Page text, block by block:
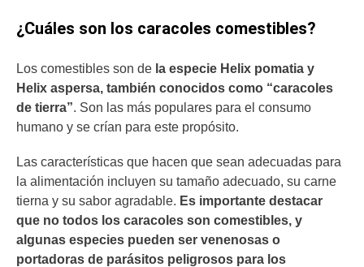
¿Cuáles son los caracoles comestibles?
Los comestibles son de la especie Helix pomatia y
Helix aspersa, también conocidos como “caracoles
de tierra”. Son las más populares para el consumo
humano y se crían para este propósito.
Las características que hacen que sean adecuadas para
la alimentación incluyen su tamaño adecuado, su carne
tierna y su sabor agradable. Es importante destacar
que no todos los caracoles son comestibles, y
algunas especies pueden ser venenosas o
portadoras de parásitos peligrosos para los